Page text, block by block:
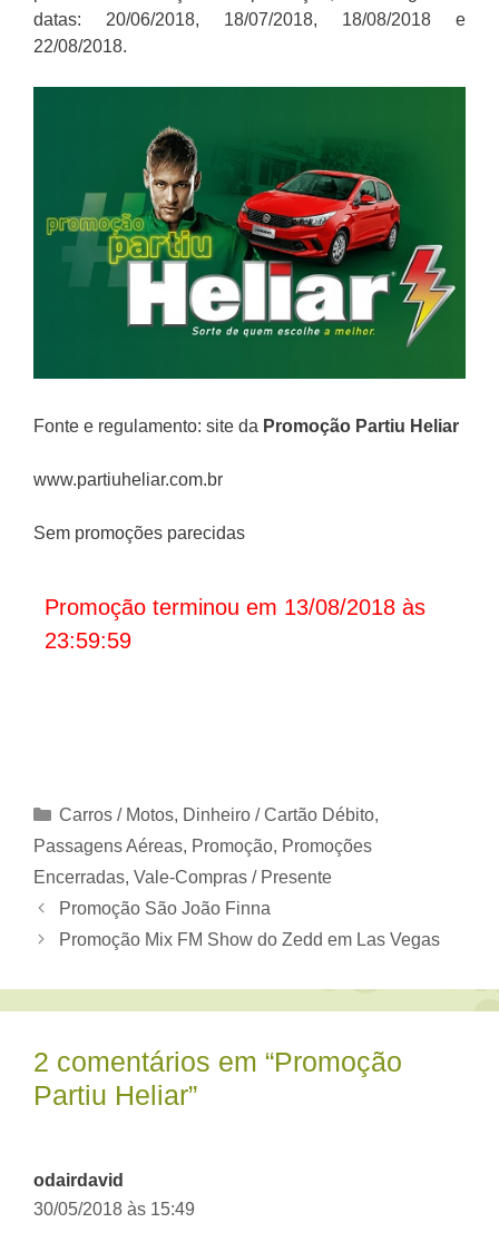
datas: 20/06/2018, 18/07/2018, 18/08/2018 e
22/08/2018.
Fonte e regulamento: site da Promoção Partiu Heliar
www.partiuheliar.com.br
Sem promoções parecidas
Promoção terminou em 13/08/2018 às
23:59:59
Categorias
Carros / Motos, Dinheiro / Cartão Débito,
Passagens Aéreas, Promoção, Promoções
Encerradas, Vale-Compras / Presente
Promoção São João Finna
Promoção Mix FM Show do Zedd em Las Vegas
2 comentários em “Promoção
Partiu Heliar”
odairdavid
30/05/2018 às 15:49